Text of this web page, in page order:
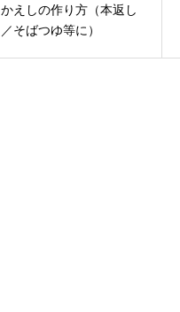
かえしの作り方（本返し
／そばつゆ等に）